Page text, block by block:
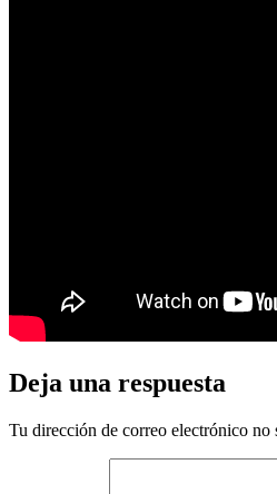
Deja una respuesta
Tu dirección de correo electrónico no